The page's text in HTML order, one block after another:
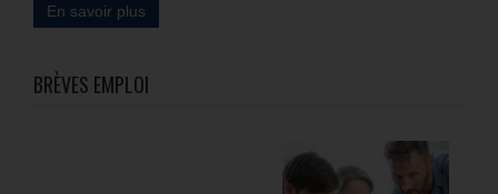
En savoir plus
BRÈVES EMPLOI